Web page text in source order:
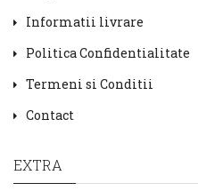
Informatii livrare
Politica Confidentialitate
Termeni si Conditii
Contact
EXTRA